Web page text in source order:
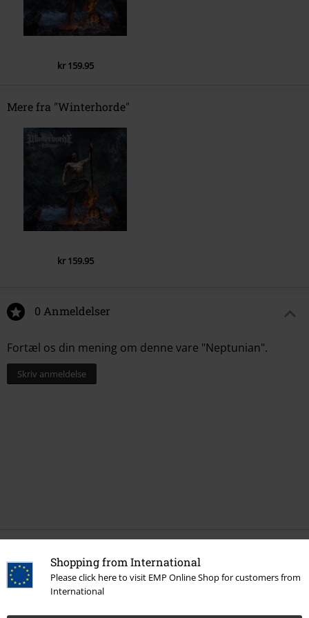
Shopping from International
Please click here to visit EMP Online Shop for customers from
International
kr 159.95
Mere fra "Winterhorde"
kr 159.95
0 Anmeldelser
Fortæl os din mening om denne vare "Neptunian".
Skriv anmeldelse
More categories. More options.
Udsalg % Medier Vinyl